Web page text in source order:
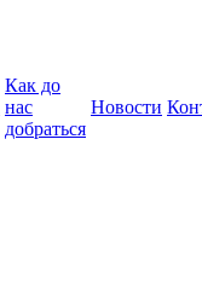
Как до
нас
добраться
Новости